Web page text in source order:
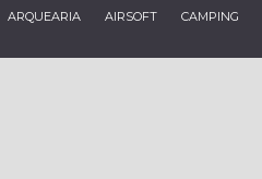
ARQUEARIA AIRSOFT CAMPING